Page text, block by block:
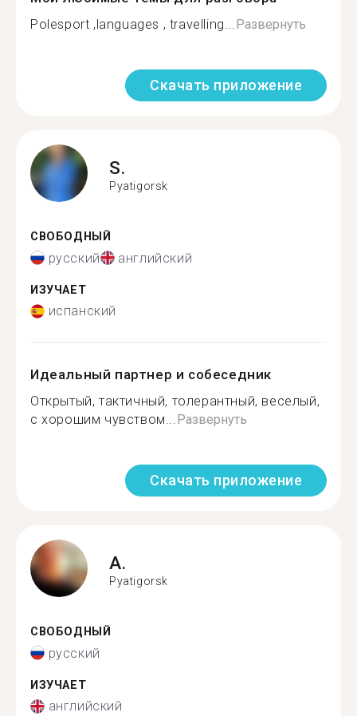
Polesport ,languages , travelling...Развернуть
Скачать приложение
S.
Pyatigorsk
СВОБОДНЫЙ
русский английский
ИЗУЧАЕТ
испанский
Идеальный партнер и собеседник
Открытый, тактичный, толерантный, веселый,
с хорошим чувством...Развернуть
Скачать приложение
A.
Pyatigorsk
СВОБОДНЫЙ
русский
ИЗУЧАЕТ
английский